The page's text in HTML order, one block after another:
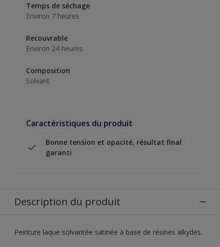
Temps de séchage
Environ 7 heures
Recouvrable
Environ 24 heures
Composition
Solvant
Caractéristiques du produit
Bonne tension et opacité, résultat final
garanti
Description du produit
Peinture laque solvantée satinée à base de résines alkydes.